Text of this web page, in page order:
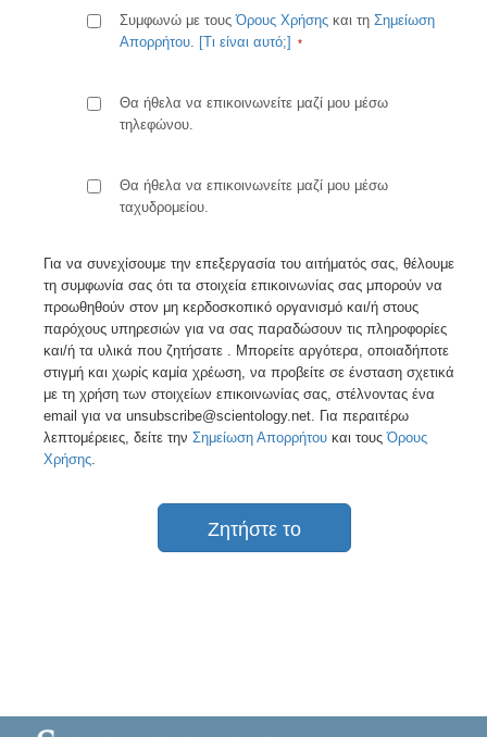
Συμφωνώ με τουςΌρους Χρήσης και τη Σημείωση
Απορρήτου. [Τι είναι αυτό;]
Θα ήθελα να επικοινωνείτε μαζί μου μέσω
τηλεφώνου.
Θα ήθελα να επικοινωνείτε μαζί μου μέσω
ταχυδρομείου.
Για να συνεχίσουμε την επεξεργασία του αιτήματός σας, θέλουμε
τη συμφωνία σας ότι τα στοιχεία επικοινωνίας σας μπορούν να
προωθηθούν στον μη κερδοσκοπικό οργανισμό και/ή στους
παρόχους υπηρεσιών για να σας παραδώσουν τις πληροφορίες
και/ή τα υλικά που ζητήσατε . Μπορείτε αργότερα, οποιαδήποτε
στιγμή και χωρίς καμία χρέωση, να προβείτε σε ένσταση σχετικά
με τη χρήση των στοιχείων επικοινωνίας σας, στέλνοντας ένα
email για να unsubscribe@scientology.net. Για περαιτέρω
λεπτομέρειες, δείτε την Σημείωση Απορρήτου και τουςΌρους
Χρήσης.
Ζητήστε το